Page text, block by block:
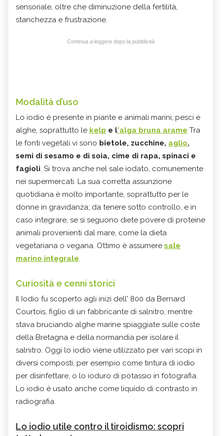
sensoriale, oltre che diminuzione della fertilità,
stanchezza e frustrazione.
Continua a leggere dopo la pubblicità
Modalità d’uso
Lo iodio è presente in piante e animali marini, pesci e
alghe, soprattutto le kelp e l'alga bruna arame Tra
le fonti vegetali vi sono bietole, zucchine, aglio,
semi di sesamo e di soia, cime di rapa, spinaci e
fagioli. Si trova anche nel sale iodato, comunemente
nei supermercati. La sua corretta assunzione
quotidiana è molto importante, soprattutto per le
donne in gravidanza; da tenere sotto controllo, e in
caso integrare, se si seguono diete povere di proteine
animali provenienti dal mare, come la dieta
vegetariana o vegana. Ottimo è assumere sale
marino integrale.
Curiosità e cenni storici
Il Iodio fu scoperto agli inizi dell' 800 da Bernard
Courtois, figlio di un fabbricante di salnitro, mentre
stava bruciando alghe marine spiaggiate sulle coste
della Bretagna e della normandia per isolare il
salnitro. Oggi lo iodio viene utilizzato per vari scopi in
diversi composti, per esempio come tintura di iodio
per disinfettare, o lo ioduro di potassio in fotografia.
Lo iodio è usato anche come liquido di contrasto in
radiografia.
Lo iodio utile contro il tiroidismo: scopri